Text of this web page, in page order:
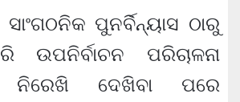
ପୁନର୍ବିନ୍ୟାସ ଠାରୁ
ପରିଚାଳନା
ନିରେଖି ଦେଖିବା ପରେ